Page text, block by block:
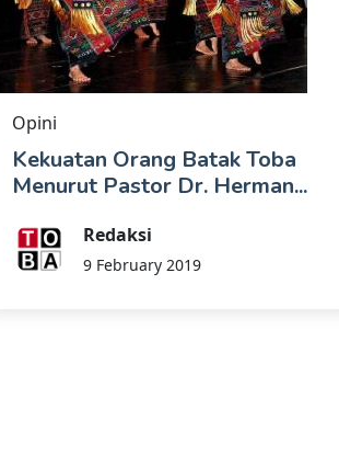
Opini
Kekuatan Orang Batak Toba
Menurut Pastor Dr. Herman...
Redaksi
9 February 2019